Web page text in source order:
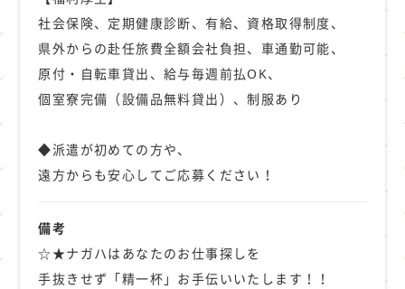
社会保険、定期健康診断、有給、資格取得制度、
県外からの赴任旅費全額会社負担、車通勤可能、
原付・自転車貸出、給与毎週前払OK、
個室寮完備（設備品無料貸出）、制服あり
◆派遣が初めての方や、
遠方からも安心してご応募ください！
備考
☆★ナガハはあなたのお仕事探しを
手抜きせず「精一杯」お手伝いいたします！！